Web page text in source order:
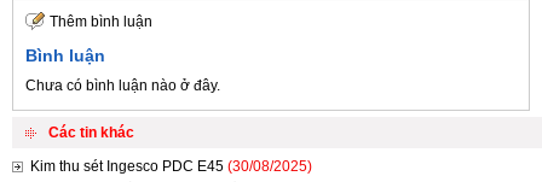
Thêm bình luận
Bình luận
Chưa có bình luận nào ở đây.
Các tin khác
Kim thu sét Ingesco PDC E45 (30/08/2025)